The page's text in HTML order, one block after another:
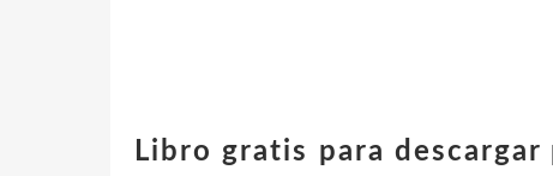
Libro gratis para descargar